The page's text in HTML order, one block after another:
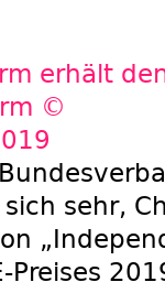
erhält den
sehr,
Preises